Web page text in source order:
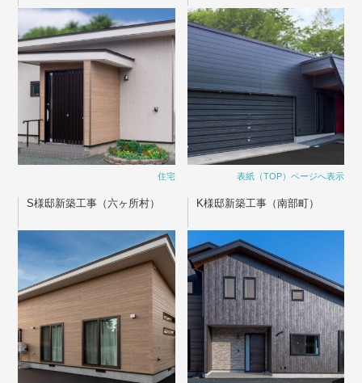
住宅 表紙（TOP）ページへ表示
S様邸新築工事（六ヶ所村） K様邸新築工事（南部町）